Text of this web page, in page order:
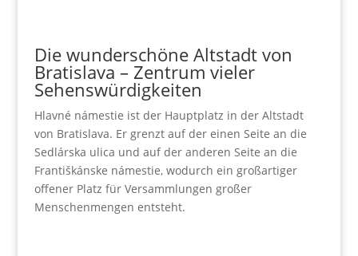
Die wunderschöne Altstadt von
Bratislava – Zentrum vieler
Sehenswürdigkeiten
Hlavné námestie ist der Hauptplatz in der Altstadt
von Bratislava. Er grenzt auf der einen Seite an die
Sedlárska ulica und auf der anderen Seite an die
Františkánske námestie, wodurch ein großartiger
offener Platz für Versammlungen großer
Menschenmengen entsteht.